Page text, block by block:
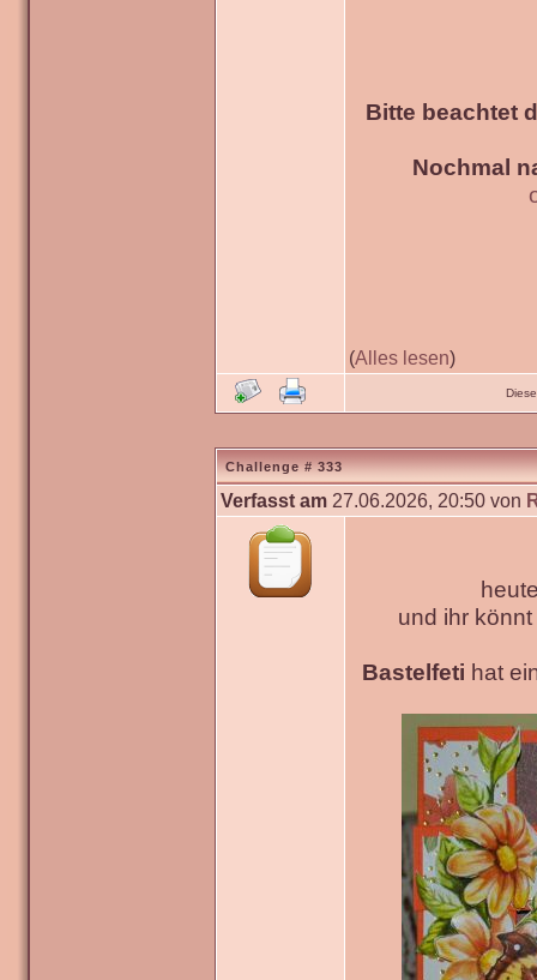
Bitte beachtet
Nochmal
(Alles lesen)
Challenge # 333
Verfasst am 27.06.2026, 20:50 von
und ihr
Bastelfeti hat